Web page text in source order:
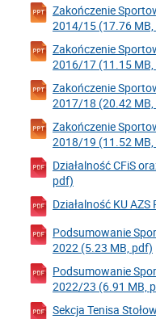
Zakończenie
2014/15 (17.76
Zakończenie
2016/17 (11.15
Zakończenie
2017/18 (20.42
Zakończenie
2018/19 (11.52
Działalność CFiS
pdf)
Działalność KU
Podsumowanie
2022 (5.23 MB, pdf)
Podsumowanie
2022/23 (6.91 MB,
Sekcja Tenisa